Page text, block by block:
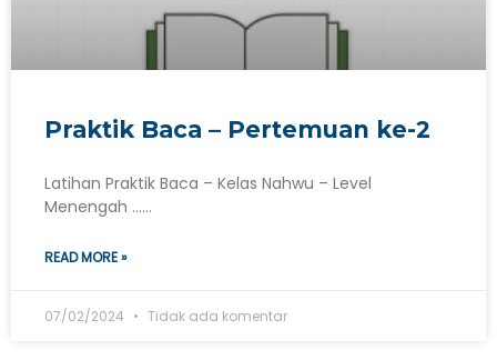
Praktik Baca – Pertemuan ke-2
Latihan Praktik Baca – Kelas Nahwu – Level
Menengah ……
READ MORE »
07/02/2024 Tidak ada komentar